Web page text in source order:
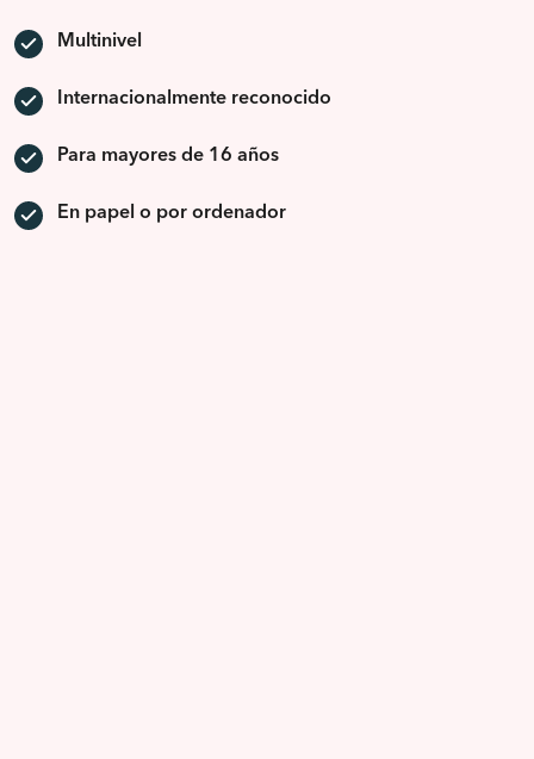
Multinivel
Internacionalmente reconocido
Para mayores de 16 años
En papel o por ordenador